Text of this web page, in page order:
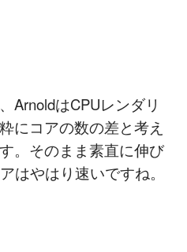
ArnoldはCPUレンダリ
にコアの数の差と考え
。そのまま素直に伸び
はやはり速いですね。